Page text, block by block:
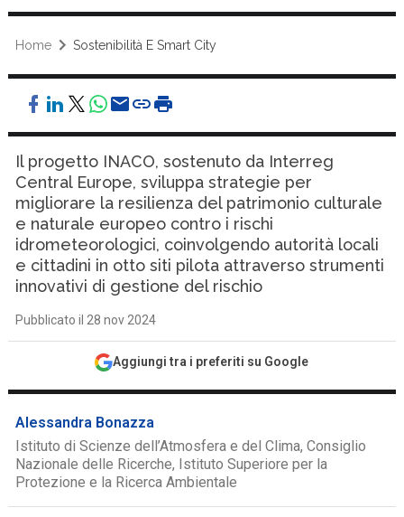
Home Sostenibilità E Smart City
Il progetto INACO, sostenuto da Interreg
Central Europe, sviluppa strategie per
migliorare la resilienza del patrimonio culturale
e naturale europeo contro i rischi
idrometeorologici, coinvolgendo autorità locali
e cittadini in otto siti pilota attraverso strumenti
innovativi di gestione del rischio
Pubblicato il 28 nov 2024
Aggiungi tra i preferiti su Google
Alessandra Bonazza
Istituto di Scienze dell’Atmosfera e del Clima, Consiglio
Nazionale delle Ricerche, Istituto Superiore per la
Protezione e la Ricerca Ambientale